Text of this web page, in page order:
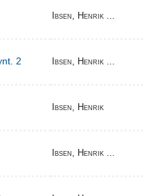
Ibsen, Henrik ...
2 Ibsen, Henrik ...
Ibsen, Henrik
Ibsen, Henrik ...